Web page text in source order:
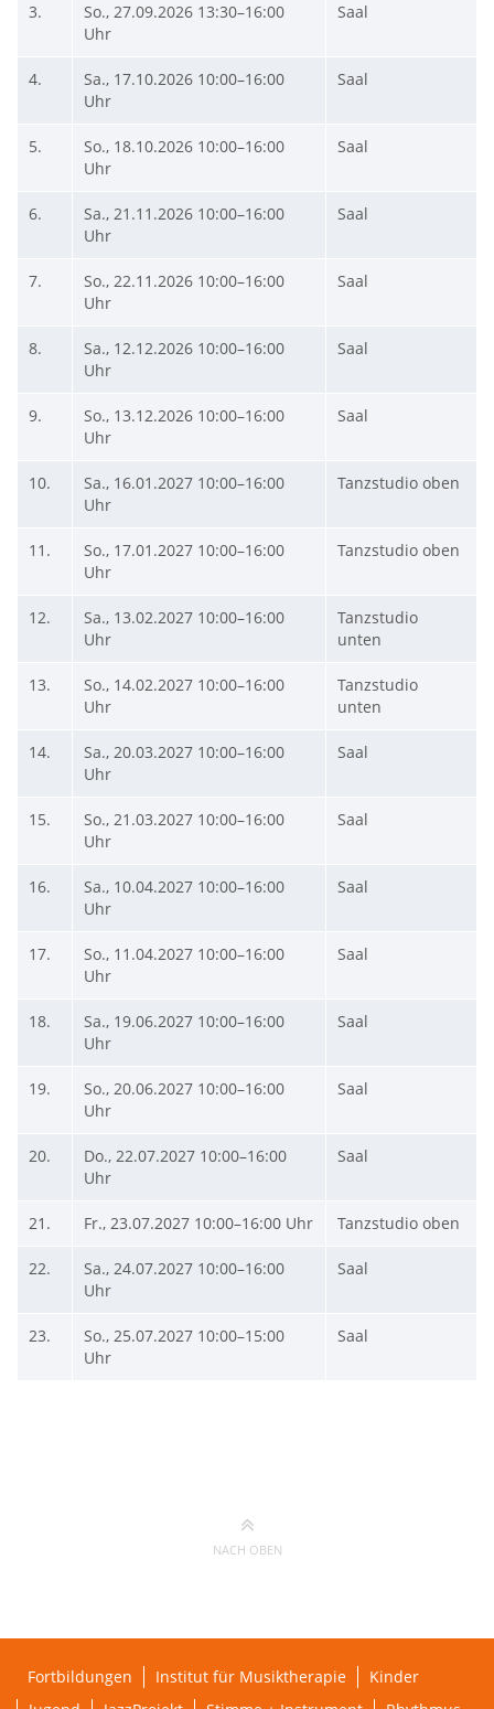
3. So., 27.09.2026 13:30–16:00
Uhr
Saal
4. Sa., 17.10.2026 10:00–16:00
Uhr
Saal
5. So., 18.10.2026 10:00–16:00
Uhr
Saal
6. Sa., 21.11.2026 10:00–16:00
Uhr
Saal
7. So., 22.11.2026 10:00–16:00
Uhr
Saal
8. Sa., 12.12.2026 10:00–16:00
Uhr
Saal
9. So., 13.12.2026 10:00–16:00
Uhr
Saal
10. Sa., 16.01.2027 10:00–16:00
Uhr
Tanzstudio oben
11. So., 17.01.2027 10:00–16:00
Uhr
Tanzstudio oben
12. Sa., 13.02.2027 10:00–16:00
Uhr
Tanzstudio
unten
13. So., 14.02.2027 10:00–16:00
Uhr
Tanzstudio
unten
14. Sa., 20.03.2027 10:00–16:00
Uhr
Saal
15. So., 21.03.2027 10:00–16:00
Uhr
Saal
16. Sa., 10.04.2027 10:00–16:00
Uhr
Saal
17. So., 11.04.2027 10:00–16:00
Uhr
Saal
18. Sa., 19.06.2027 10:00–16:00
Uhr
Saal
19. So., 20.06.2027 10:00–16:00
Uhr
Saal
20. Do., 22.07.2027 10:00–16:00
Uhr
Saal
21. Fr., 23.07.2027 10:00–16:00 Uhr Tanzstudio oben
22. Sa., 24.07.2027 10:00–16:00
Uhr
Saal
23. So., 25.07.2027 10:00–15:00
Uhr
Saal
NACH OBEN
Fortbildungen Institut für Musiktherapie
Kinder